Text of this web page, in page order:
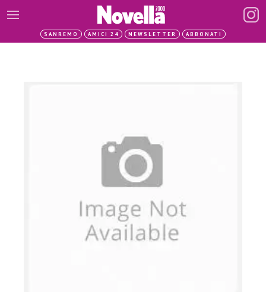
SANREMO AMICI 24 NEWSLETTER ABBONATI